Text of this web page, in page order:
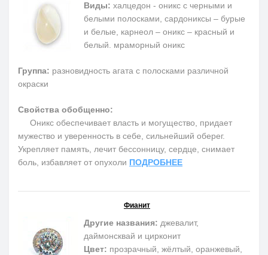
Виды: халцедон - оникс с черными и
белыми полосками, сардониксы – бурые
и белые, карнеол – оникс – красный и
белый. мраморный оникс
Группа: разновидность агата с полосками различной
окраски
Свойства обобщенно:
Оникс обеспечивает власть и могущество, придает
мужество и уверенность в себе, сильнейший оберег.
Укрепляет память, лечит бессонницу, сердце, снимает
боль, избавляет от опухоли ПОДРОБНЕЕ
Фианит
Другие названия: джевалит,
даймонсквай и цирконит
Цвет: прозрачный, жёлтый, оранжевый,